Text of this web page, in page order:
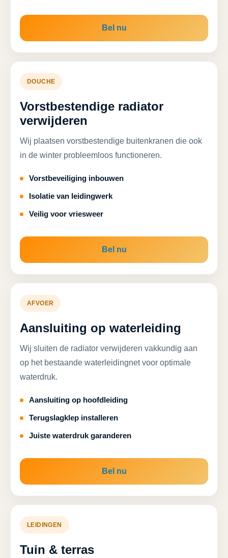
Bel nu
DOUCHE
Vorstbestendige radiator
verwijderen
Wij plaatsen vorstbestendige buitenkranen die ook
in de winter probleemloos functioneren.
Vorstbeveiliging inbouwen
Isolatie van leidingwerk
Veilig voor vriesweer
Bel nu
AFVOER
Aansluiting op waterleiding
Wij sluiten de radiator verwijderen vakkundig aan
op het bestaande waterleidingnet voor optimale
waterdruk.
Aansluiting op hoofdleiding
Terugslagklep installeren
Juiste waterdruk garanderen
Bel nu
LEIDINGEN
Tuin & terras